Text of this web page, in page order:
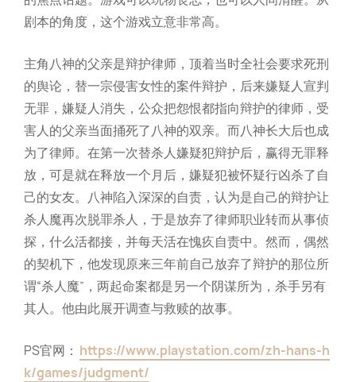
剧本的角度，这个游戏立意非常高。
主角八神的父亲是辩护律师，顶着当时全社会要求死刑
的舆论，替一宗侵害女性的案件辩护，后来嫌疑人宣判
无罪，嫌疑人消失，公众把怨恨都指向辩护的律师，受
害人的父亲当面捅死了八神的双亲。而八神长大后也成
为了律师。在第一次替杀人嫌疑犯辩护后，赢得无罪释
放，可是就在释放一个月后，嫌疑犯被怀疑行凶杀了自
己的女友。八神陷入深深的自责，认为是自己的辩护让
杀人魔再次脱罪杀人，于是放弃了律师职业转而从事侦
探，什么活都接，并每天活在愧疚自责中。然而，偶然
的契机下，他发现原来三年前自己放弃了辩护的那位所
谓“杀人魔”，两起命案都是另一个阴谋所为，杀手另有
其人。他由此展开调查与救赎的故事。
PS官网： https://www.playstation.com/zh-hans-h
k/games/judgment/